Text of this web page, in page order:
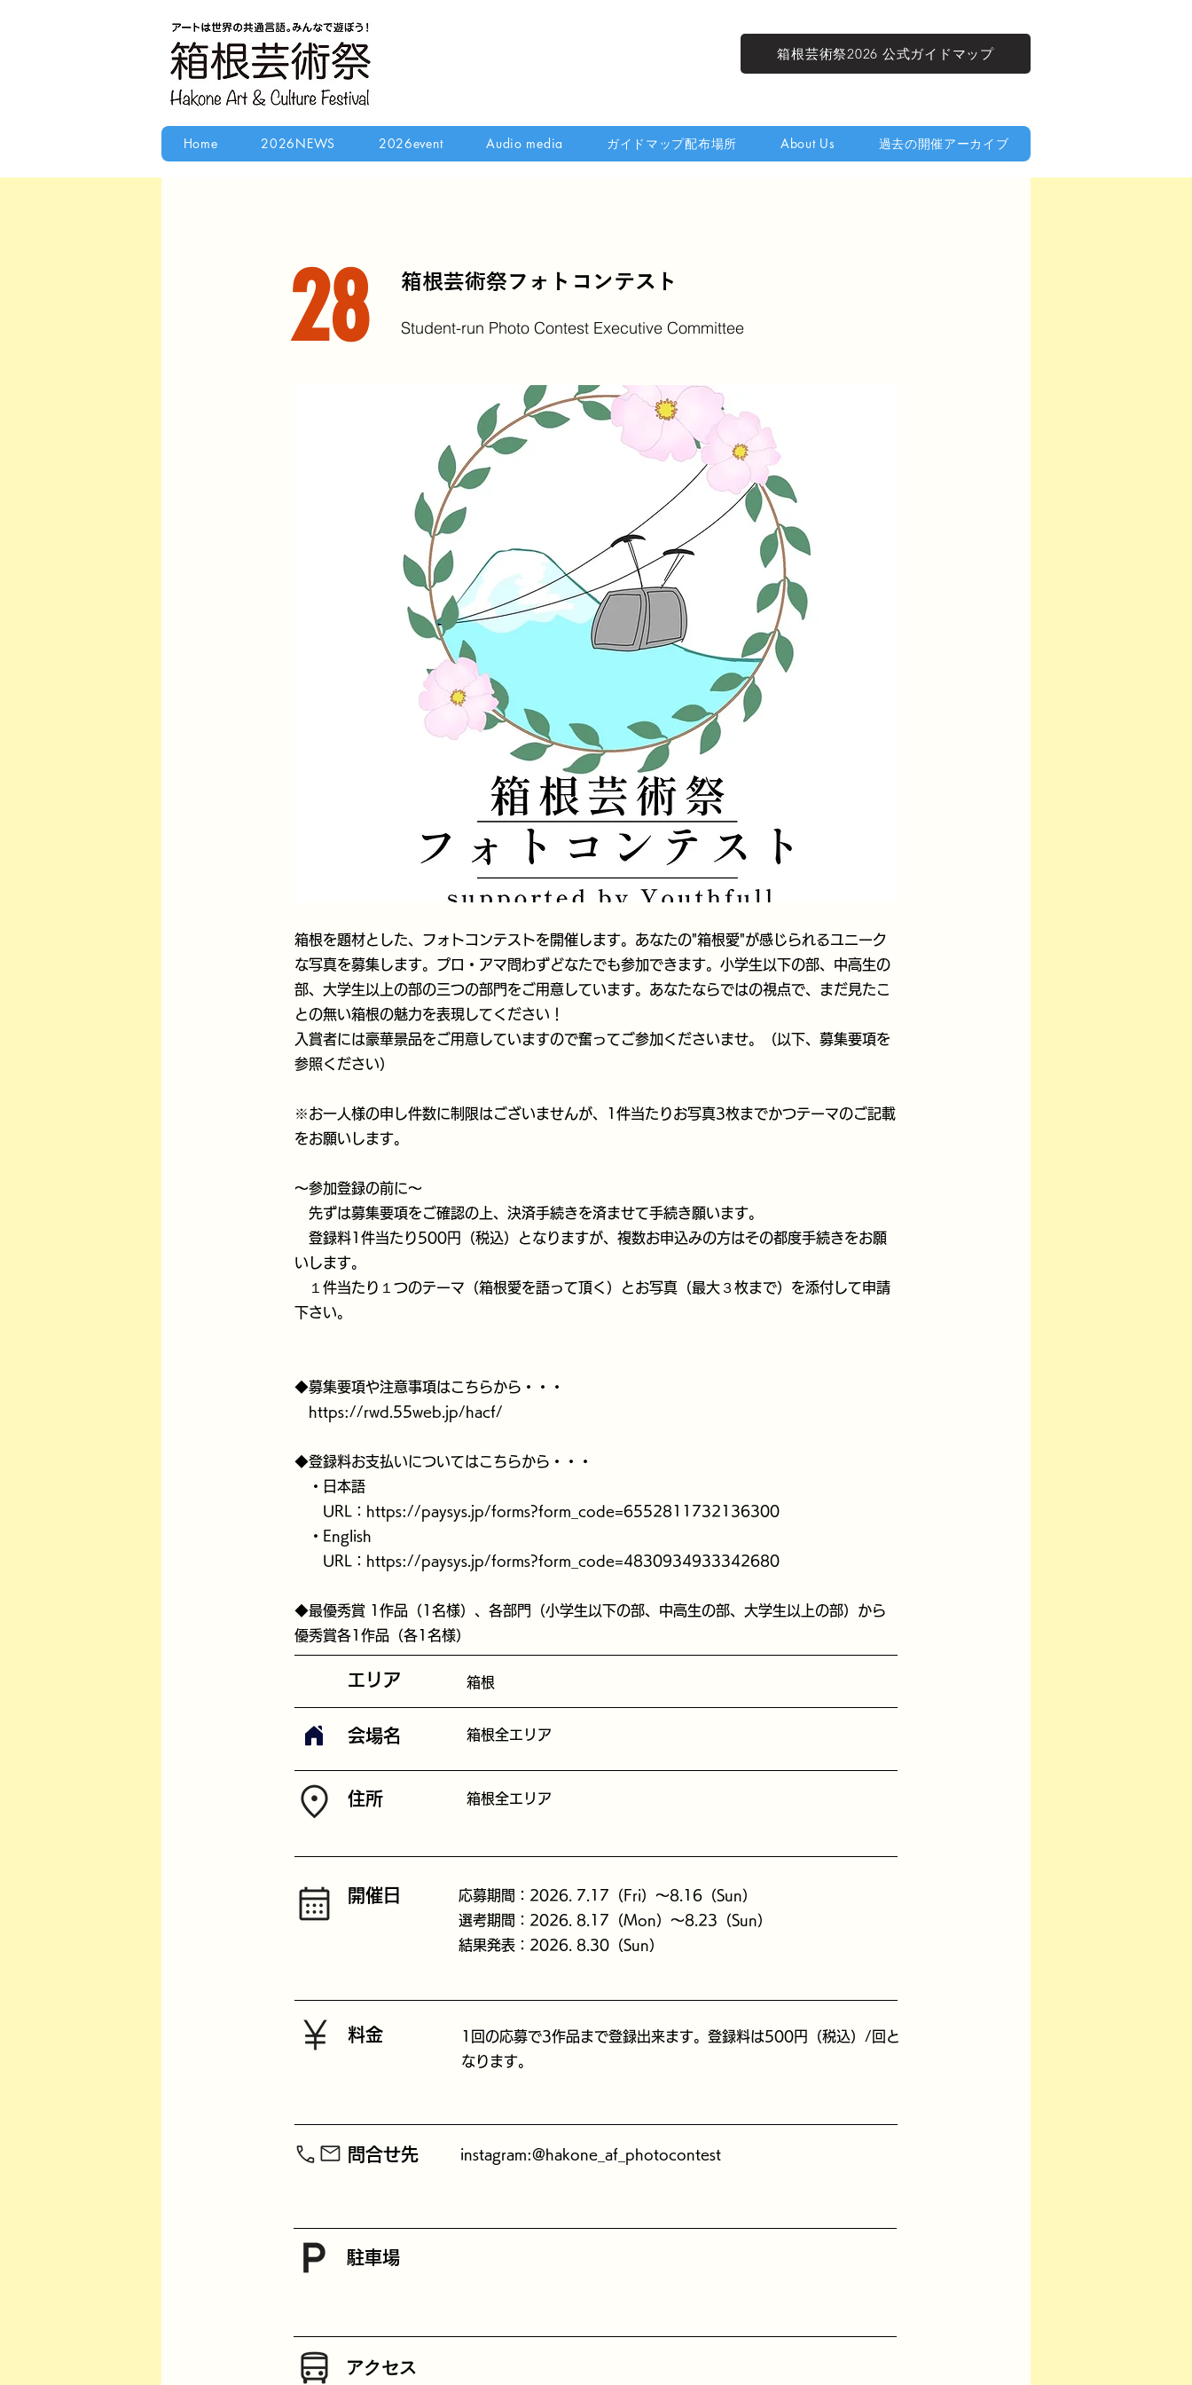
箱根芸術祭2026 公式ガイドマップ
Home 2026NEWS 2026event Audio media ガイドマップ配布場所 About Us 過去の開催アーカイブ
28 箱根芸術祭フォトコンテスト
Student-run Photo Contest Executive Committee
箱根を題材とした、フォトコンテストを開催します。あなたの"箱根愛"が感じられるユニーク
な写真を募集します。プロ・アマ問わずどなたでも参加できます。小学生以下の部、中高生の
部、大学生以上の部の三つの部門をご用意しています。あなたならではの視点で、まだ見たこ
との無い箱根の魅力を表現してください！
入賞者には豪華景品をご用意していますので奮ってご参加くださいませ。（以下、募集要項を
参照ください）
※お一人様の申し件数に制限はございませんが、1件当たりお写真3枚までかつテーマのご記載
をお願いします。
～参加登録の前に～
先ずは募集要項をご確認の上、決済手続きを済ませて手続き願います。
登録料1件当たり500円（税込）となりますが、複数お申込みの方はその都度手続きをお願
いします。
１件当たり１つのテーマ（箱根愛を語って頂く）とお写真（最大３枚まで）を添付して申請
下さい。
◆募集要項や注意事項はこちらから・・・
https://rwd.55web.jp/hacf/
◆登録料お支払いについてはこちらから・・・
・日本語
URL： https://paysys.jp/forms?form_code=6552811732136300
・English
URL： https://paysys.jp/forms?form_code=4830934933342680
◆最優秀賞 1作品（1名様）、各部門（小学生以下の部、中高生の部、大学生以上の部）から
優秀賞各1作品（各1名様）
エリア 箱根
会場名 箱根全エリア
​住所 箱根全エリア
開催日
応募期間：2026. 7.17（Fri）～8.16（Sun）
選考期間：2026. 8.17（Mon）～8.23（Sun）
結果発表：2026. 8.30（Sun）
料金
1回の応募で3作品まで登録出来ます。登録料は500円（税込）/回と
なります。
​問合せ先 instagram:@hakone_af_photocontest
駐車場
​アクセス